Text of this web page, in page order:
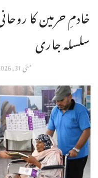
خادمِ حرمین کا
سلسلہ جاری
مئی 31, 2026